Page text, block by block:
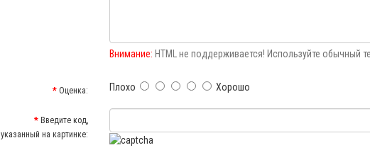
Внимание: HTML не поддерживается! Используйте обычный
Оценка: Плохо Хорошо
Введите код,
указанный на картинке: